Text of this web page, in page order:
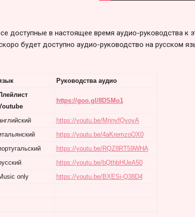
доступные в настоящее время аудио-руководства к
будет доступно аудио-руководство на русском
Руководства аудио
https://goo.gl/8DSMo1
https://youtu.be/MrjnyfQyoyA
https://youtu.be/4aKremzoOX0
https://youtu.be/RQZ8RT59WHA
https://youtu.be/bQthbHUeA50
only
https://youtu.be/BXESi-Q38D4